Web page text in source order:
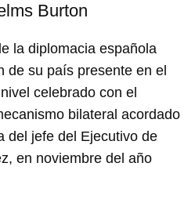
Burton
la diplomacia española
de su país presente en el
celebrado con el
bilateral acordado
del jefe del Ejecutivo de
en noviembre del año